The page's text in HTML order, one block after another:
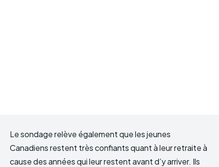
Le sondage relève également que les jeunes
Canadiens restent très confiants quant à leur retraite à
cause des années qui leur restent avant d’y arriver. Ils